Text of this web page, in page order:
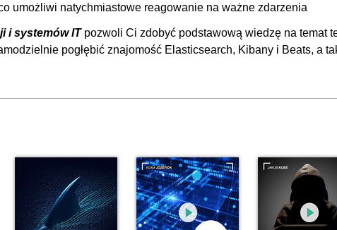
umożliwi natychmiastowe reagowanie na ważne zdarzenia
i systemów ITpozwoli Ci zdobyć podstawową wiedzę na temat
pogłębić znajomość Elasticsearch, Kibany i Beats, a